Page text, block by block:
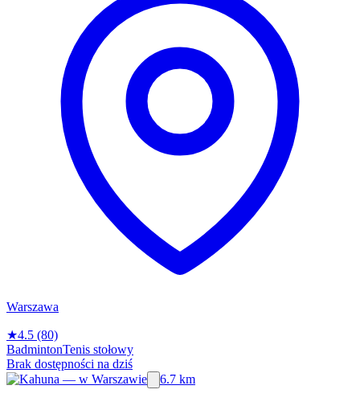
Warszawa
★4.5 (80)
BadmintonTenis stołowy
Brak dostępności na dziś
6.7 km